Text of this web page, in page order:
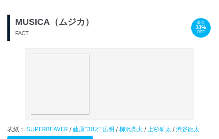
MUSICA（ムジカ）
FACT
最大
33%
OFF
表紙： SUPERBEAVER / 藤原“38才”広明 / 柳沢亮太 / 上杉研太 / 渋谷龍太